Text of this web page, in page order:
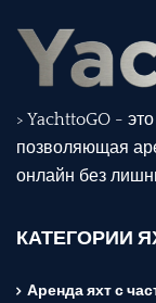
> YachttoGO -
позволяющая
онлайн без
КАТЕГОРИИ
Аренда яхт с